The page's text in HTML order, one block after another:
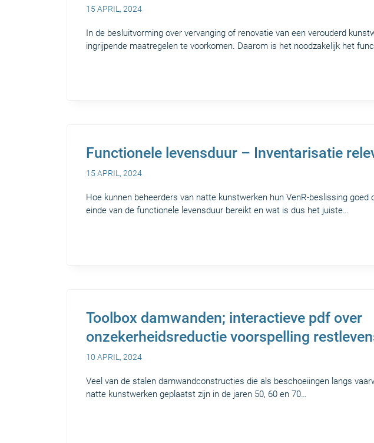
15 APRIL, 2024
In de besluitvorming over vervanging of renovatie van een verouderd
ingrijpende maatregelen te voorkomen. Daarom is het noodzakelijk het
Functionele levensduur – Inventarisatie
15 APRIL, 2024
Hoe kunnen beheerders van natte kunstwerken hun VenR-beslissing goed
einde van de functionele levensduur bereikt en wat is dus het juiste…
Toolbox damwanden; interactieve pdf over
onzekerheidsreductie voorspelling
10 APRIL, 2024
Veel van de stalen damwandconstructies die als beschoeiingen langs
natte kunstwerken geplaatst zijn in de jaren 50, 60 en 70…